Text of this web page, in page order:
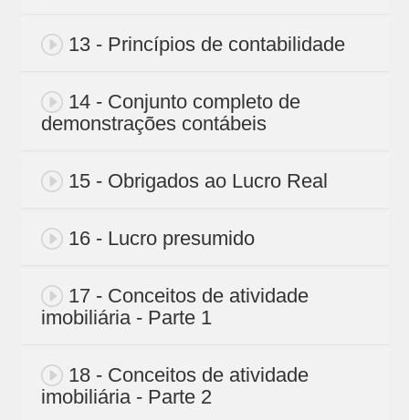
13 - Princípios de contabilidade
14 - Conjunto completo de
demonstrações contábeis
15 - Obrigados ao Lucro Real
16 - Lucro presumido
17 - Conceitos de atividade
imobiliária - Parte 1
18 - Conceitos de atividade
imobiliária - Parte 2